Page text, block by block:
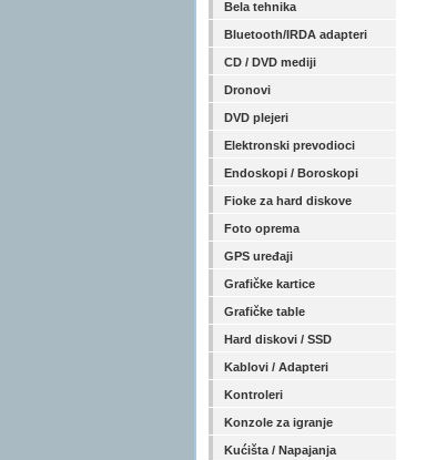
Bela tehnika
Bluetooth/IRDA adapteri
CD / DVD mediji
Dronovi
DVD plejeri
Elektronski prevodioci
Endoskopi / Boroskopi
Fioke za hard diskove
Foto oprema
GPS uređaji
Grafičke kartice
Grafičke table
Hard diskovi / SSD
Kablovi / Adapteri
Kontroleri
Konzole za igranje
Kućišta / Napajanja